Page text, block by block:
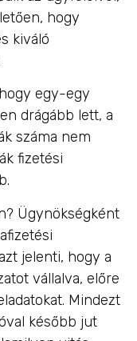
hogy
kiváló
egy-egy
drágább lett, a
száma nem
fizetési
Ügynökségként
jelenti, hogy a
vállalva, előre
Mindezt
később jut